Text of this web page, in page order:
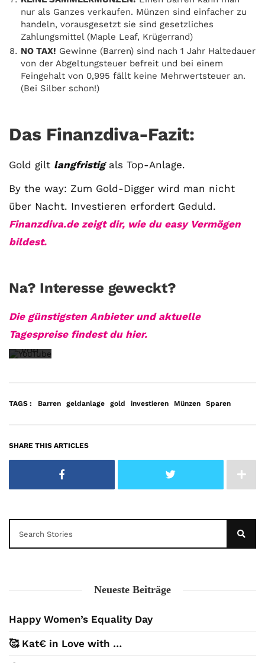
nur als Ganzes verkaufen. Münzen sind einfacher zu
handeln, vorausgesetzt sie sind gesetzliches
Zahlungsmittel (Maple Leaf, Krügerrand)
NO TAX! Gewinne (Barren) sind nach 1 Jahr Haltedauer
von der Abgeltungsteuer befreit und bei einem
Feingehalt von 0,995 fällt keine Mehrwertsteuer an.
(Bei Silber schon!)
Das Finanzdiva-Fazit:
Gold gilt langfristig als Top-Anlage.
By the way: Zum Gold-Digger wird man nicht
über Nacht. Investieren erfordert Geduld.
Finanzdiva.de zeigt dir, wie du easy Vermögen
bildest.
Na? Interesse geweckt?
Die günstigsten Anbieter und aktuelle
Tagespreise findest du hier.
Mit
dem
Laden
des
Sie
die
Datenschutzerklärung
von
erfahren
laden
TAGS : Barren geldanlage gold investieren Münzen Sparen
SHARE THIS ARTICLES
Neueste Beiträge
Happy Women’s Equality Day
🥰 Kat€ in Love with …